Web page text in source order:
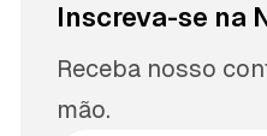
Inscreva-se na
Receba nosso
mão.